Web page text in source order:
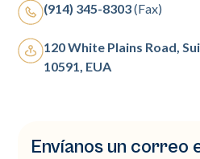
(914) 345-8303(Fax)
120 White Plains Road,
10591, EUA
Envíanos un correo